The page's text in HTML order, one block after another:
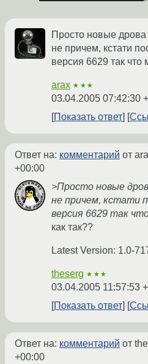
Просто новые
не причем, кстати
версия 6629 так
arax ★★★
03.04.2005 07:42:30
Показать ответ
Ответ на: комментарий от
+00:00
>Просто новые
не причем, кстати
версия 6629 так
как так??
Latest Version: 1.0-
theserg ★★★
03.04.2005 11:57:53
Показать ответ
Ответ на: комментарий от
+00:00